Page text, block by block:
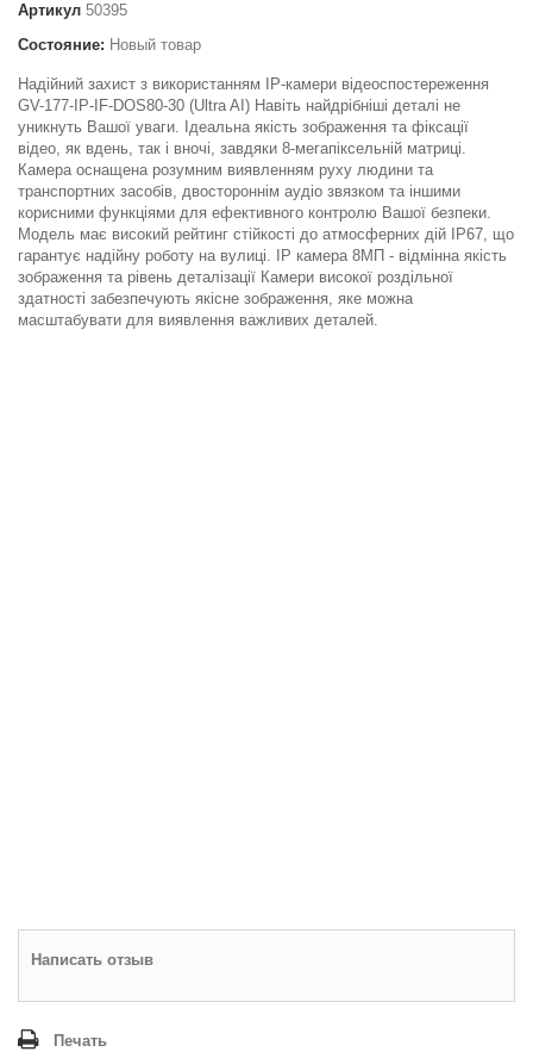
Артикул 50395
Состояние: Новый товар
Надійний захист з використанням IP-камери відеоспостереження
GV-177-IP-IF-DOS80-30 (Ultra AI) Навіть найдрібніші деталі не
уникнуть Вашої уваги. Ідеальна якість зображення та фіксації
відео, як вдень, так і вночі, завдяки 8-мегапіксельній матриці.
Камера оснащена розумним виявленням руху людини та
транспортних засобів, двостороннім аудіо звязком та іншими
корисними функціями для ефективного контролю Вашої безпеки.
Модель має високий рейтинг стійкості до атмосферних дій IP67, що
гарантує надійну роботу на вулиці. IP камера 8МП - відмінна якість
зображення та рівень деталізації Камери високої роздільної
здатності забезпечують якісне зображення, яке можна
масштабувати для виявлення важливих деталей.
Написать отзыв
Печать